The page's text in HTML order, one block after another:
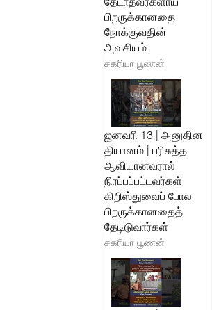
பிறருக்கானதை
நோக்குவதின்
அவசியம்.
சகரியா பூணன்
ஜனவரி 13 | அனுதின
தியானம் | பரிசுத்த
ஆவியானவரால்
நிரப்பப்பட்டவர்கள்
கிறிஸ்துவைப் போல
பிறருக்கானதைத்
தேடிடுவார்கள்
சகரியா பூணன்